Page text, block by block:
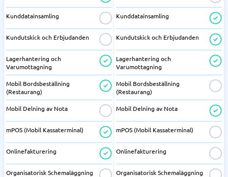
Kunddatainsamling
Kundutskick och Erbjudanden
Lagerhantering och
Varumottagning
Mobil Bordsbeställning
(Restaurang)
Mobil Delning av Nota
mPOS (Mobil Kassaterminal)
Onlinefakturering
Organisatorisk Schemaläggning
Kunddatainsamling
Kundutskick och Erbjudanden
Lagerhantering och
Varumottagning
Mobil Bordsbeställning
(Restaurang)
Mobil Delning av Nota
mPOS (Mobil Kassaterminal)
Onlinefakturering
Organisatorisk Schemaläggning